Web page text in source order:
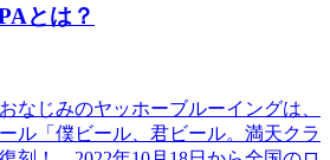
とは？
なじみのヤッホーブルーイングは、
ル「僕ビール、君ビール。満天クラ